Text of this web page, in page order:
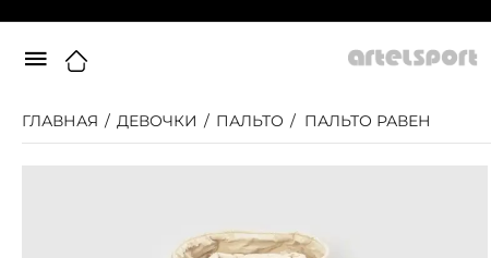
ГЛАВНАЯ / ДЕВОЧКИ / ПАЛЬТО / ПАЛЬТО РАВЕН